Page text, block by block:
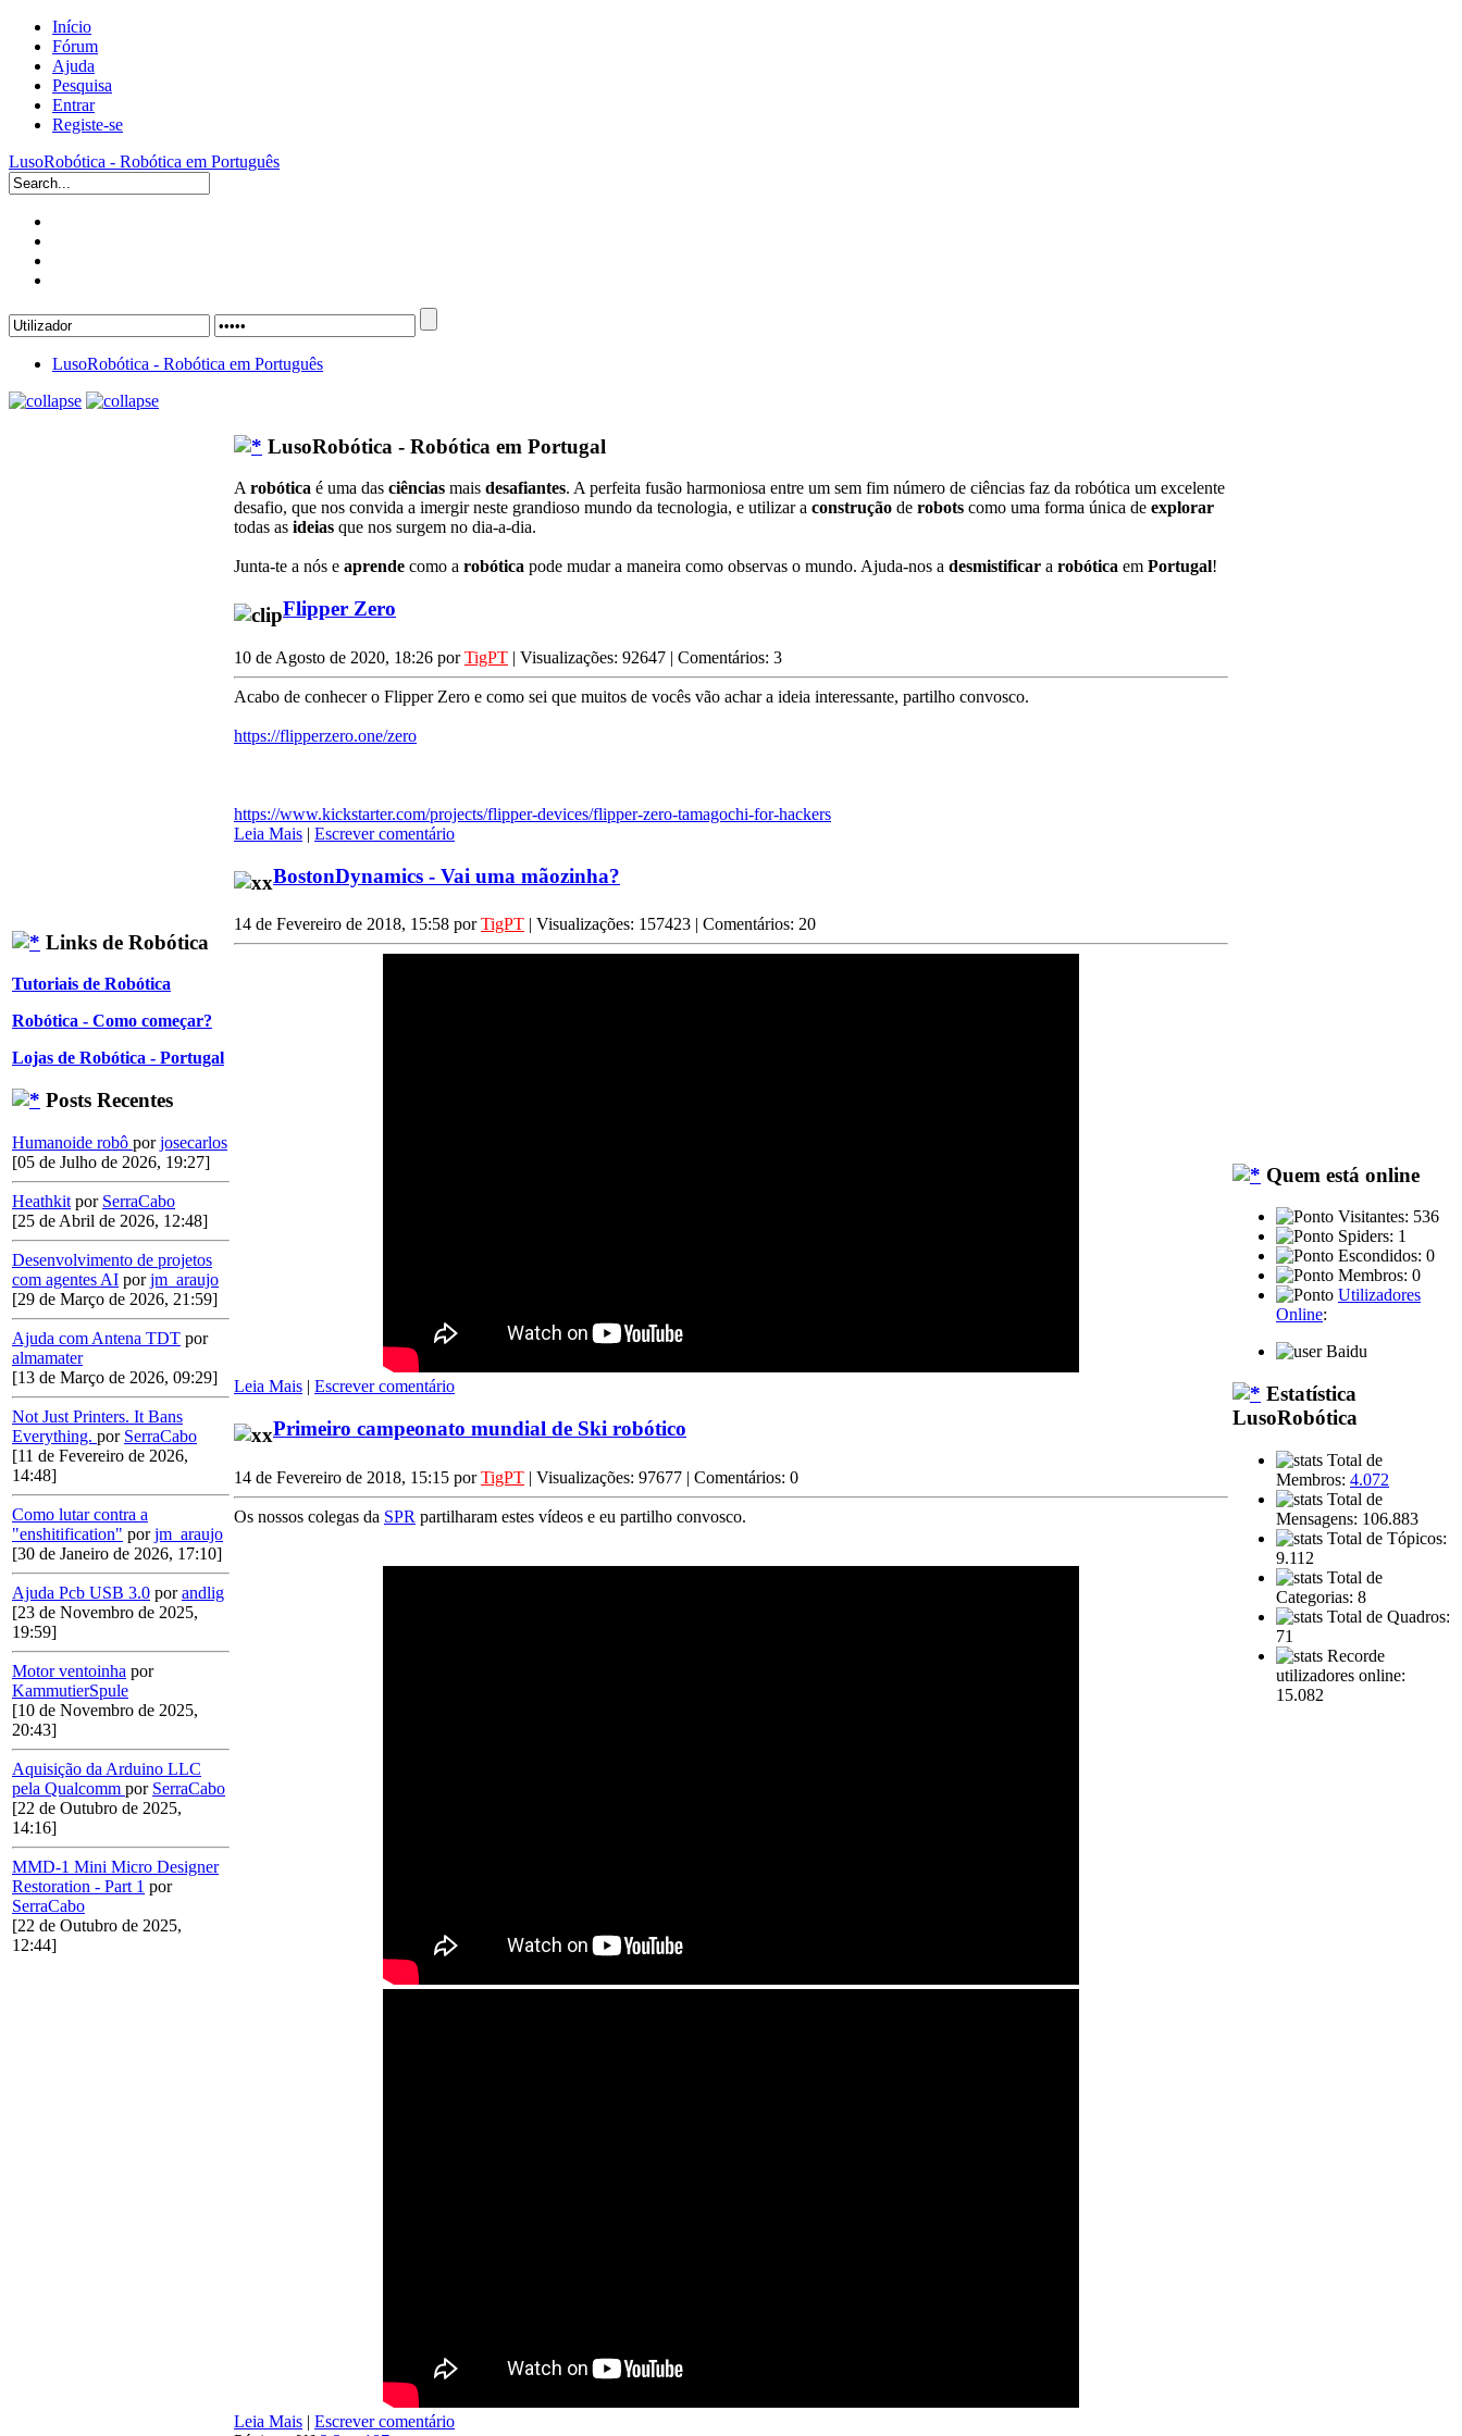
Início
Fórum
Ajuda
Pesquisa
Entrar
Registe-se
LusoRobótica - Robótica em Português
LusoRobótica - Robótica em Português
Links de Robótica
Tutoriais de Robótica
Robótica - Como começar?
Lojas de Robótica - Portugal
Posts Recentes
Humanoide robô porjosecarlos
[05 de Julho de 2026, 19:27]
Heathkit por SerraCabo
[25 de Abril de 2026, 12:48]
Desenvolvimento de projetos
com agentes AI porjm_araujo
[29 de Março de 2026, 21:59]
Ajuda com Antena TDT por
almamater
[13 de Março de 2026, 09:29]
Not Just Printers. It Bans
Everything. por SerraCabo
[11 de Fevereiro de 2026,
14:48]
Como lutar contra a
"enshitification" porjm_araujo
[30 de Janeiro de 2026, 17:10]
Ajuda Pcb USB 3.0 porandlig
[23 de Novembro de 2025,
19:59]
Motor ventoinha por
KammutierSpule
[10 de Novembro de 2025,
20:43]
Aquisição da Arduino LLC
pela Qualcomm por SerraCabo
[22 de Outubro de 2025,
14:16]
MMD-1 Mini Micro Designer
Restoration - Part 1 por
SerraCabo
[22 de Outubro de 2025,
12:44]
LusoRobótica - Robótica em Portugal
Arobótica é uma das ciências mais desafiantes. A perfeita fusão harmoniosa entre um sem fim número de ciências faz da robótica um excelente
desafio, que nos convida a imergir neste grandioso mundo da tecnologia, e utilizar a construção de robots como uma forma única de explorar
todas as ideias que nos surgem no dia-a-dia.
Junta-te a nós e aprende como a robótica pode mudar a maneira como observas o mundo. Ajuda-nos a desmistificar a robótica em Portugal!
Flipper Zero
10 de Agosto de 2020, 18:26 porTigPT | Visualizações: 92647 | Comentários: 3
Acabo de conhecer o Flipper Zero e como sei que muitos de vocês vão achar a ideia interessante, partilho convosco.
https://flipperzero.one/zero
https://www.kickstarter.com/projects/flipper-devices/flipper-zero-tamagochi-for-hackers
Leia Mais | Escrever comentário
BostonDynamics - Vai uma mãozinha?
14 de Fevereiro de 2018, 15:58 porTigPT | Visualizações: 157423 | Comentários: 20
Leia Mais | Escrever comentário
Primeiro campeonato mundial de Ski robótico
14 de Fevereiro de 2018, 15:15 porTigPT | Visualizações: 97677 | Comentários: 0
Os nossos colegas da SPR partilharam estes vídeos e eu partilho convosco.
Leia Mais | Escrever comentário
Quem está online
Visitantes: 536
Spiders: 1
Escondidos: 0
Membros: 0
Utilizadores
Online:
Baidu
Estatística
LusoRobótica
Total de
Membros: 4.072
Total de
Mensagens: 106.883
Total de Tópicos:
9.112
Total de
Categorias: 8
Total de Quadros:
71
Recorde
utilizadores online:
15.082